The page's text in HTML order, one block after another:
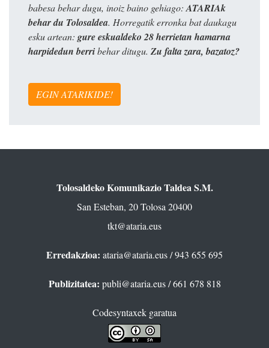
babesa behar dugu, inoiz baino gehiago: ATARIAk
behar du Tolosaldea. Horregatik erronka bat daukagu
esku artean: gure eskualdeko 28 herrietan hamarna
harpidedun berribehar ditugu. Zu falta zara, bazatoz?
EGIN ATARIKIDE!
Tolosaldeko Komunikazio Taldea S.M.
San Esteban, 20 Tolosa 20400
tkt@ataria.eus
Erredakzioa: ataria@ataria.eus/ 943 655 695
Publizitatea: publi@ataria.eus/ 661 678 818
Codesyntaxek garatua